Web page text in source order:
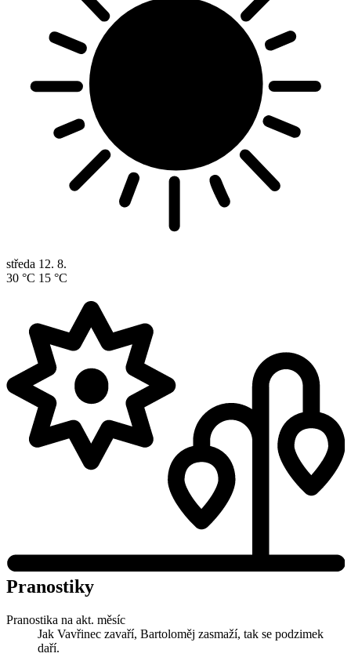
středa 12. 8.
30 °C 15 °C
Pranostiky
Pranostika na akt. měsíc
Jak Vavřinec zavaří, Bartoloměj zasmaží, tak se podzimek
daří.